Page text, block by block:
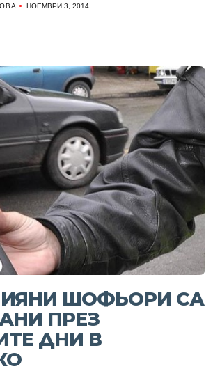
НОЕМВРИ 3, 2014
ШОФЬОРИ СА
ПРЕЗ
ДНИ В